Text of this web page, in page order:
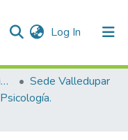
Log In (current)
Trabajos de Grado (Especializaciones y Pregrados)
Sede Valledupar
Psicología.